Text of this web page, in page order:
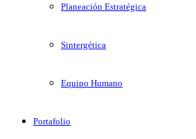
Planeación Estratégica
Sintergética
Equipo Humano
Portafolio